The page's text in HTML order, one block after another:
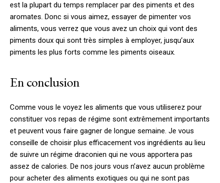
est la plupart du temps remplacer par des piments et des
aromates. Donc si vous aimez, essayer de pimenter vos
aliments, vous verrez que vous avez un choix qui vont des
piments doux qui sont très simples à employer, jusqu’aux
piments les plus forts comme les piments oiseaux.
En conclusion
Comme vous le voyez les aliments que vous utiliserez pour
constituer vos repas de régime sont extrêmement importants
et peuvent vous faire gagner de longue semaine. Je vous
conseille de choisir plus efficacement vos ingrédients au lieu
de suivre un régime draconien qui ne vous apportera pas
assez de calories. De nos jours vous n’avez aucun problème
pour acheter des aliments exotiques ou qui ne sont pas